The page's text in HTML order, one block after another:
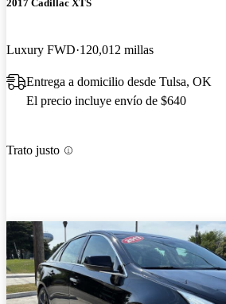
2017 Cadillac XTS
Luxury FWD 120,012 millas
Entrega a domicilio desde Tulsa, OK
El precio incluye envío de $640
Trato justo